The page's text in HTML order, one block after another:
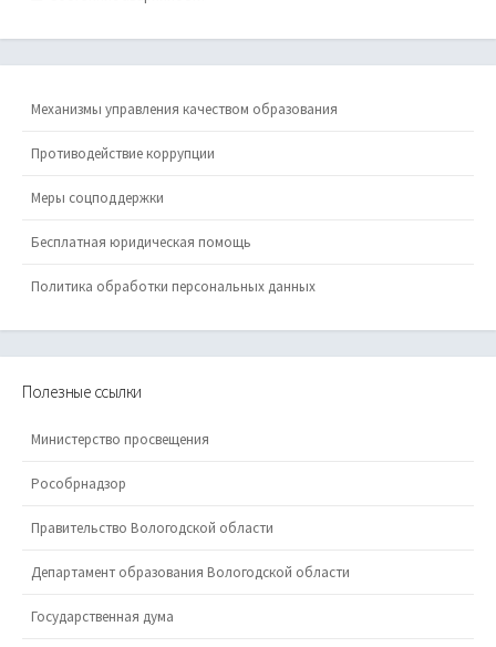
Механизмы управления качеством образования
Противодействие коррупции
Меры соцподдержки
Бесплатная юридическая помощь
Политика обработки персональных данных
Полезные ссылки
Министерство просвещения
Рособрнадзор
Правительство Вологодской области
Департамент образования Вологодской области
Государственная дума